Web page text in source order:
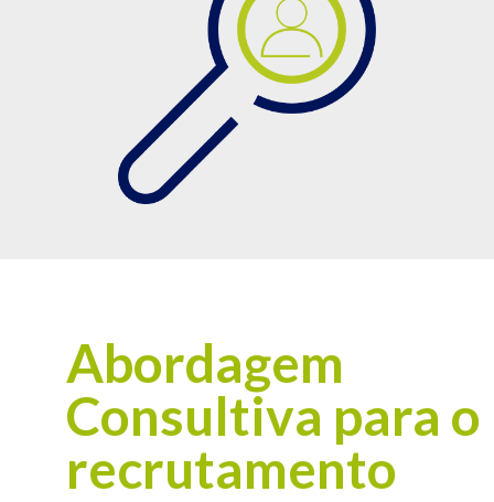
Abordagem
Consultiva para o
recrutamento